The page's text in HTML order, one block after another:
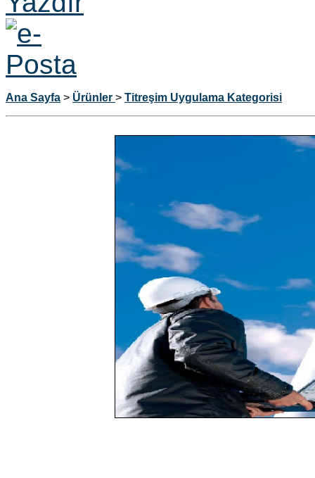
Ana Sayfa > Ürünler > Titreşim Uygulama Kategorisi